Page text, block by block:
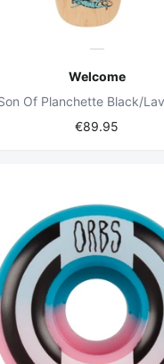
Welcome
€89.95